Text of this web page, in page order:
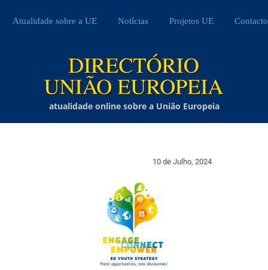
Atualidade sobre a UE Notícias Projetos UE Contacto
atualidade online sobre a União Europeia
10 de Julho, 2024